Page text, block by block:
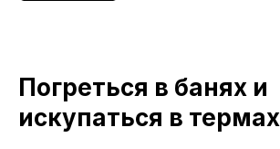
Погреться в банях и
искупаться в термах